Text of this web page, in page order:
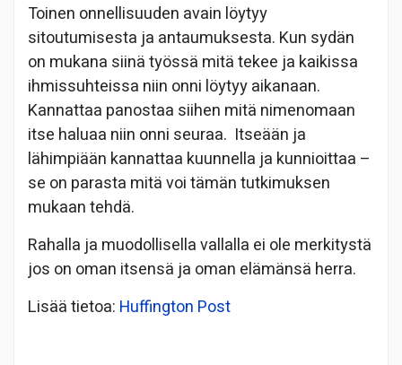
Toinen onnellisuuden avain löytyy
sitoutumisesta ja antaumuksesta. Kun sydän
on mukana siinä työssä mitä tekee ja kaikissa
ihmissuhteissa niin onni löytyy aikanaan.
Kannattaa panostaa siihen mitä nimenomaan
itse haluaa niin onni seuraa. Itseään ja
lähimpiään kannattaa kuunnella ja kunnioittaa –
se on parasta mitä voi tämän tutkimuksen
mukaan tehdä.
Rahalla ja muodollisella vallalla ei ole merkitystä
jos on oman itsensä ja oman elämänsä herra.
Lisää tietoa: Huffington Post